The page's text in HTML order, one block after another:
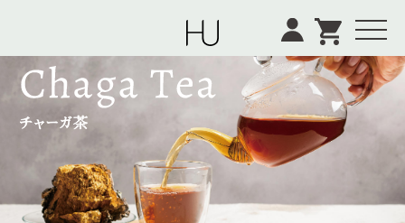
Menu